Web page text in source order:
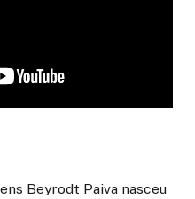
Beyrodt Paiva nasceu